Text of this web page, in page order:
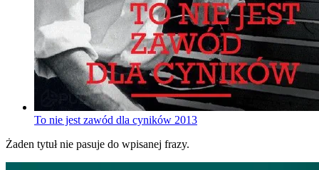
To nie jest zawód dla cyników 2013
Żaden tytuł nie pasuje do wpisanej frazy.